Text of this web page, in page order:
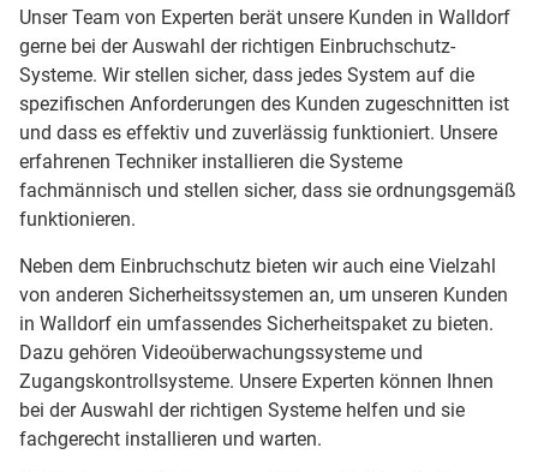
Unser Team von Experten berät unsere Kunden in Walldorf
gerne bei der Auswahl der richtigen Einbruchschutz-
Systeme. Wir stellen sicher, dass jedes System auf die
spezifischen Anforderungen des Kunden zugeschnitten ist
und dass es effektiv und zuverlässig funktioniert. Unsere
erfahrenen Techniker installieren die Systeme
fachmännisch und stellen sicher, dass sie ordnungsgemäß
funktionieren.
Neben dem Einbruchschutz bieten wir auch eine Vielzahl
von anderen Sicherheitssystemen an, um unseren Kunden
in Walldorf ein umfassendes Sicherheitspaket zu bieten.
Dazu gehören Videoüberwachungssysteme und
Zugangskontrollsysteme. Unsere Experten können Ihnen
bei der Auswahl der richtigen Systeme helfen und sie
fachgerecht installieren und warten.